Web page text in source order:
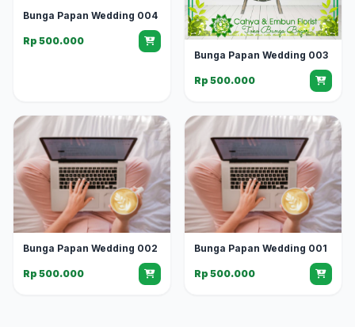
Bunga Papan Wedding 004
Rp 500.000
Bunga Papan Wedding 003
Rp 500.000
Bunga Papan Wedding 002
Rp 500.000
Bunga Papan Wedding 001
Rp 500.000